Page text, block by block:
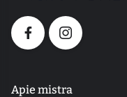
Apie mistra